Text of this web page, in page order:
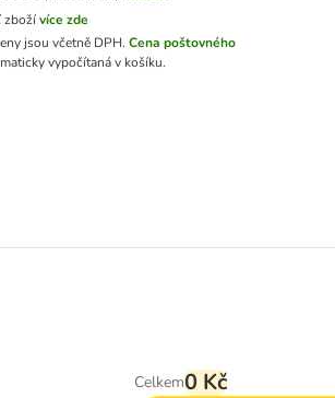
zbožívíce zde
jsou včetně DPH. Cena poštovného
vypočítaná v košíku.
Celkem0 Kč